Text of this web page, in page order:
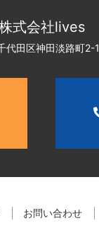
式会社lives
代田区神田淡路町2-1
お問い合わせ